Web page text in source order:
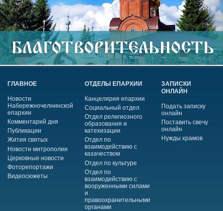
ГЛАВНОЕ
Новости
Набережночелнинской
епархии
Комментарий дня
Публикации
Жития святых
Новости митрополии
Церковные новости
Фоторепортажи
Видеосюжеты
ОТДЕЛЫ ЕПАРХИИ
Канцелярия епархии
Социальный отдел
Отдел религиозного
образования и
катехизации
Отдел по
взаимодействию с
казачеством
Отдел по культуре
Отдел по
взаимодействию с
вооруженными силами
и
правоохранительными
органами
ЗАПИСКИ
ОНЛАЙН
Подать записку
онлайн
Поставить свечу
онлайн
Нужды храмов